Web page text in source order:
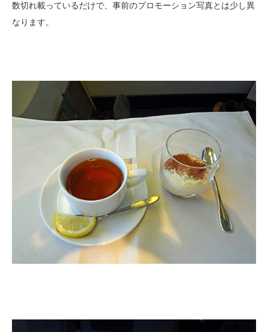
数切れ載っているだけで、事前のプロモーション写真とは少し異
なります。